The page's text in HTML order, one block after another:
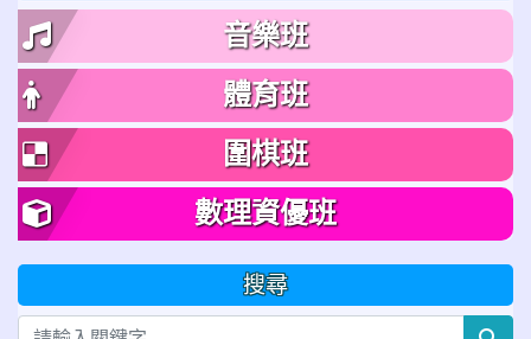
音樂班
體育班
圍棋班
數理資優班
搜尋